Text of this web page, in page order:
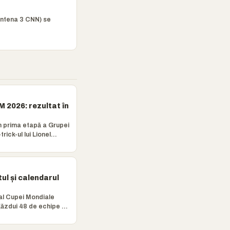
3 CNN) se
2026: rezultat în
prima etapă a Grupei
ul lui Lionel
și calendarul
Cupei Mondiale
48 de echipe și